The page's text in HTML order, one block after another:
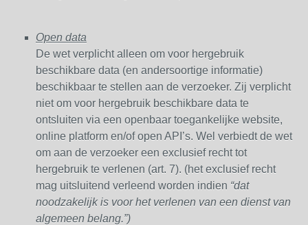
Open data
De wet verplicht alleen om voor hergebruik
beschikbare data (en andersoortige informatie)
beschikbaar te stellen aan de verzoeker. Zij verplicht
niet om voor hergebruik beschikbare data te
ontsluiten via een openbaar toegankelijke website,
online platform en/of open API’s. Wel verbiedt de wet
om aan de verzoeker een exclusief recht tot
hergebruik te verlenen (art. 7). (het exclusief recht
mag uitsluitend verleend worden indien “dat
noodzakelijk is voor het verlenen van een dienst van
algemeen belang.”)